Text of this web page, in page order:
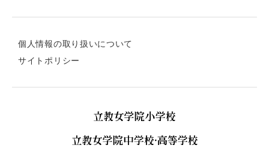
個人情報の取り扱いについて
サイトポリシー